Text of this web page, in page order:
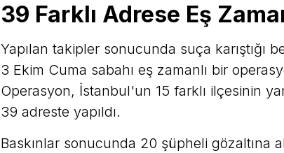
39 Farklı Adrese Eş
Yapılan takipler sonucunda suça karıştığı
3 Ekim Cuma sabahı eş zamanlı bir
Operasyon, İstanbul'un 15 farklı ilçesinin
39 adreste yapıldı.
Baskınlar sonucunda 20 şüpheli gözaltına